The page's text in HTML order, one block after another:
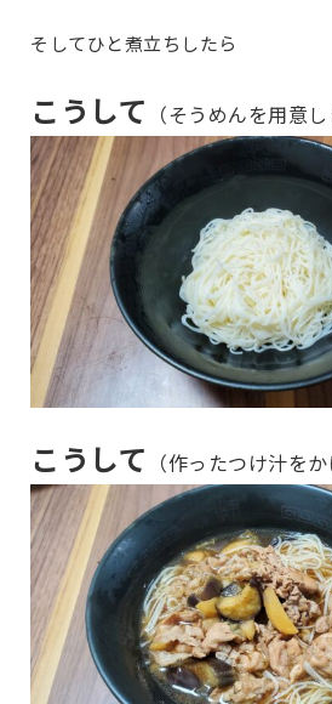
そしてひと煮立ちしたら
こうして （そうめんを用意し
こうして （作ったつけ汁をか